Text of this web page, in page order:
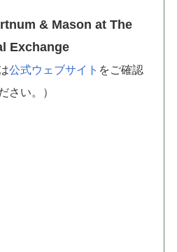
& Mason at The
Exchange
公式ウェブサイト をご確認
さい。）